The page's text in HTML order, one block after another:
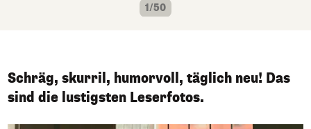
1/50
Schräg, skurril, humorvoll, täglich neu! Das
sind die lustigsten Leserfotos.
1/50